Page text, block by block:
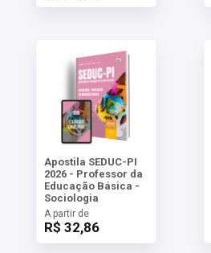
Apostila SEDUC-PI
2026 - Professor da
Educação Básica -
Sociologia
A partir de
R$ 32,86